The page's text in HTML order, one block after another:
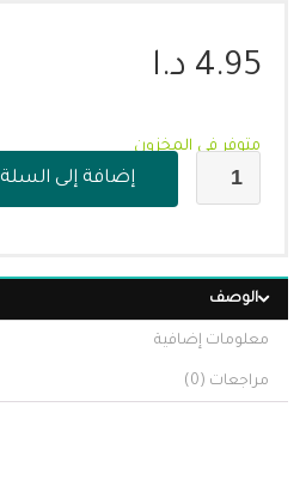
4.95 د.ا
متوفر في المخزون
إضافة إلى السلة
الوصف
معلومات إضافية
مراجعات (0)